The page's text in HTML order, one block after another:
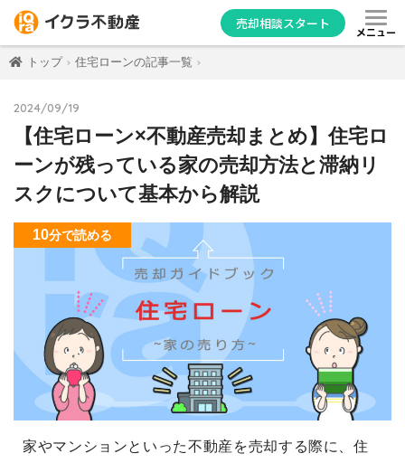
売却相談スタート
メニュー
トップ 住宅ローンの記事一覧
2024/09/19
【住宅ローン×不動産売却まとめ】住宅ロ
ーンが残っている家の売却方法と滞納リ
スクについて基本から解説
10分で読める
家やマンションといった不動産を売却する際に、住